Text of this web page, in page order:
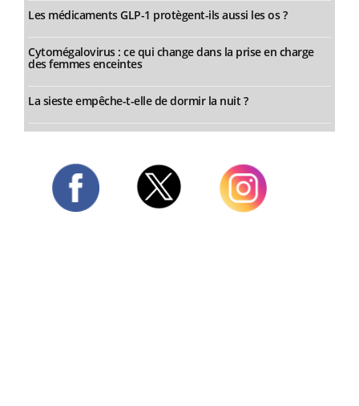
Les médicaments GLP-1 protègent-ils aussi les os ?
Cytomégalovirus : ce qui change dans la prise en charge
des femmes enceintes
La sieste empêche-t-elle de dormir la nuit ?